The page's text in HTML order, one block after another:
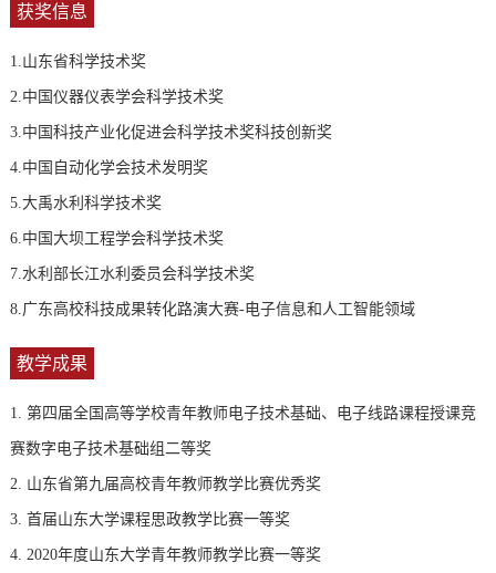
获奖信息
1.山东省科学技术奖
2.中国仪器仪表学会科学技术奖
3.中国科技产业化促进会科学技术奖科技创新奖
4.中国自动化学会技术发明奖
5.大禹水利科学技术奖
6.中国大坝工程学会科学技术奖
7.水利部长江水利委员会科学技术奖
8.广东高校科技成果转化路演大赛-电子信息和人工智能领域
教学成果
1. 第四届全国高等学校青年教师电子技术基础、电子线路课程授课竞
赛数字电子技术基础组二等奖
2. 山东省第九届高校青年教师教学比赛优秀奖
3. 首届山东大学课程思政教学比赛一等奖
4. 2020年度山东大学青年教师教学比赛一等奖